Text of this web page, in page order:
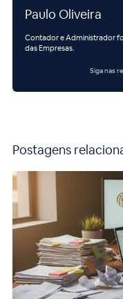
Paulo Oliveira
Contador e Administrador
das Empresas.
Siga nas
Postagens